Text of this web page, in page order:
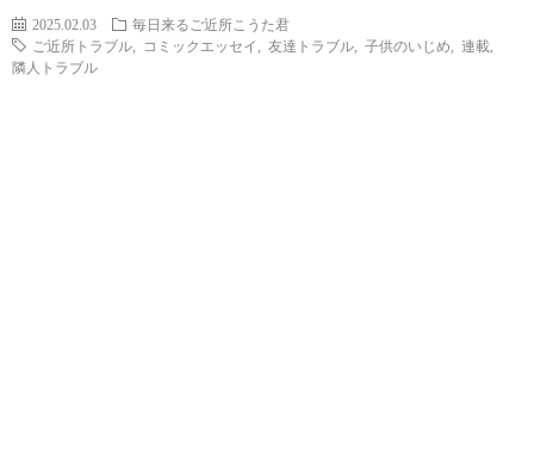
2025.02.03
毎日来るご近所こうた君
ご近所トラブル
コミックエッセイ 友達トラブル 子供のいじめ 連載
隣人トラブル